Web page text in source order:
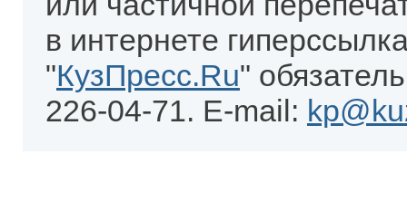
в интернете
"КузПресс.Ru"
226-04-71. E-mail: